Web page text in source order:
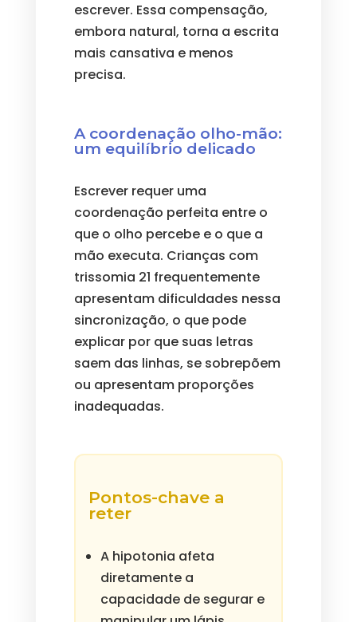
escrever. Essa compensação,
embora natural, torna a escrita
mais cansativa e menos
precisa.
A coordenação olho-mão:
um equilíbrio delicado
Escrever requer uma
coordenação perfeita entre o
que o olho percebe e o que a
mão executa. Crianças com
trissomia 21 frequentemente
apresentam dificuldades nessa
sincronização, o que pode
explicar por que suas letras
saem das linhas, se sobrepõem
ou apresentam proporções
inadequadas.
Pontos-chave a
reter
A hipotonia afeta
diretamente a
capacidade de segurar e